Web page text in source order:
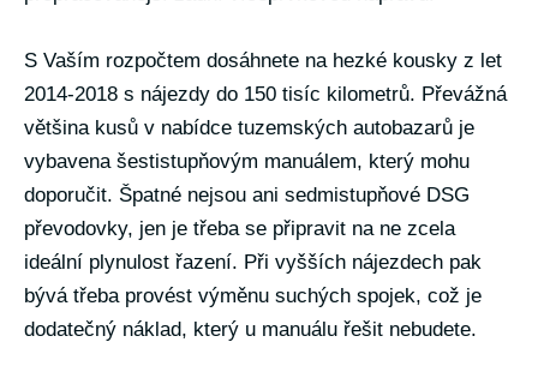
S Vaším rozpočtem dosáhnete na hezké kousky z let
2014-2018 s nájezdy do 150 tisíc kilometrů. Převážná
většina kusů v nabídce tuzemských autobazarů je
vybavena šestistupňovým manuálem, který mohu
doporučit. Špatné nejsou ani sedmistupňové DSG
převodovky, jen je třeba se připravit na ne zcela
ideální plynulost řazení. Při vyšších nájezdech pak
bývá třeba provést výměnu suchých spojek, což je
dodatečný náklad, který u manuálu řešit nebudete.